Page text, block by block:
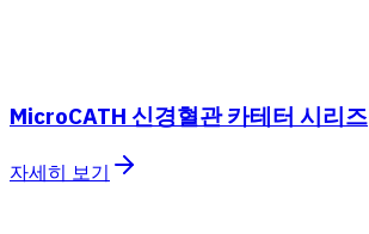
MicroCATH 신경혈관 카테터 시리즈
자세히 보기